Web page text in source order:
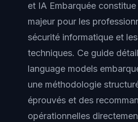
et IA Embarquée constitue
majeur pour les
sécurité informatique et
techniques. Ce guide
language models
une méthodologie
éprouvés et des
opérationnelles